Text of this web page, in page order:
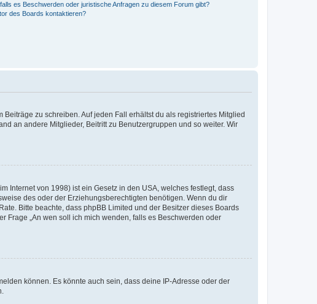
es Beschwerden oder juristische Anfragen zu diesem Forum gibt?
des Boards kontaktieren?
zu schreiben. Auf jeden Fall erhältst du als registriertes Mitglied
an andere Mitglieder, Beitritt zu Benutzergruppen und so weiter. Wir
Internet von 1998) ist ein Gesetz in den USA, welches festlegt, dass
des oder der Erziehungsberechtigten benötigen. Wenn du dir
Bitte beachte, dass phpBB Limited und der Besitzer dieses Boards
Frage „An wen soll ich mich wenden, falls es Beschwerden oder
können. Es könnte auch sein, dass deine IP-Adresse oder der